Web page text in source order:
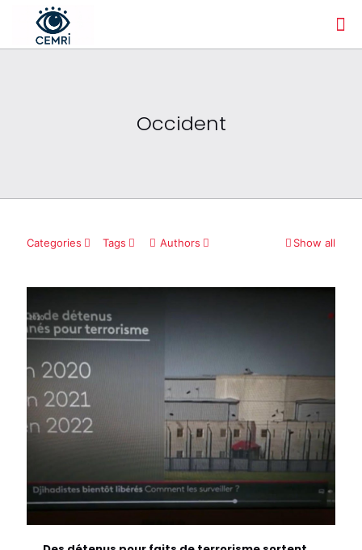
Occident
Categories Tags Authors Show all